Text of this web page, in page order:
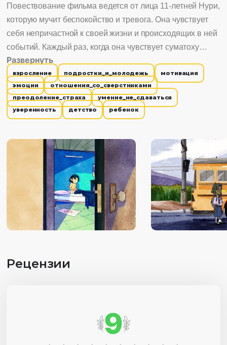
Повествование фильма ведется от лица 11-летней Нури,
которую мучит беспокойство и тревога. Она чувствует
себя непричастной к своей жизни и происходящих в ней
событий. Каждый раз, когда она чувствует суматоху
вокруг себя, она ощущает жуткие "что, если",
возникающие из ниоткуда и преследующие её. Однако
на пике своих размышлений она меняет свое отношение
к случайным "если", и мы видим, как она обретает веру в
себя и уверенность.
Развернуть
взросление подростки_и_молодежь
мотивация
эмоции
отношения_со_сверстниками
преодоление_страха
умение_не_сдаваться
уверенность
детство ребенок
Рецензии
9